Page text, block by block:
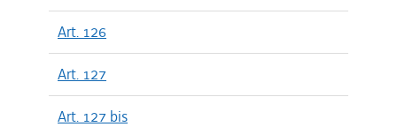
Art. 126
Art. 127
Art. 127 bis